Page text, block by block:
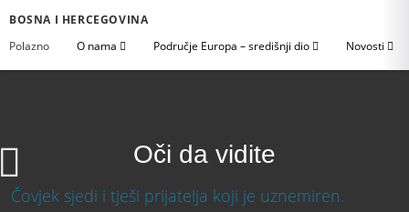
BOSNA I HERCEGOVINA
Polazno
O nama Područje Europa – središnji dio Novosti
Oči da vidite